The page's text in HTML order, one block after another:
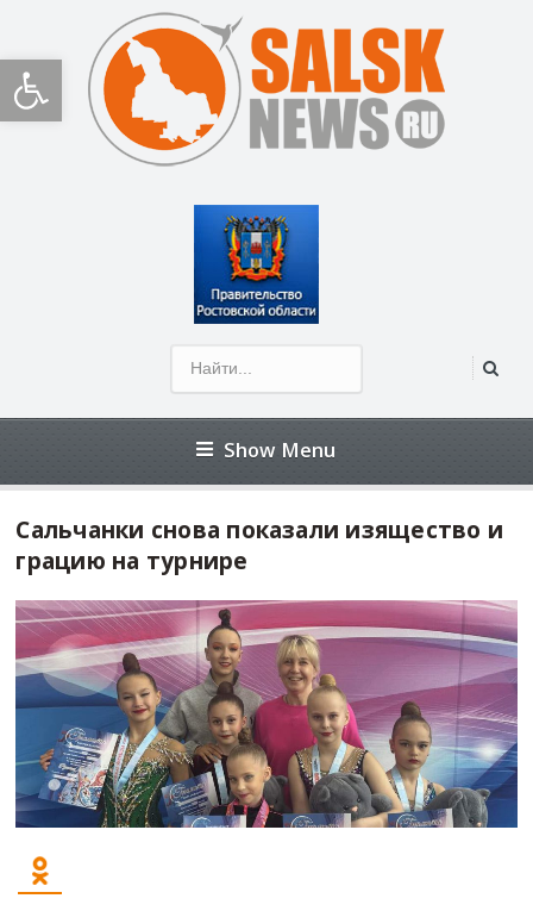
Открыть панель инструментов
Show Menu
Сальчанки снова показали изящество и
грацию на турнире